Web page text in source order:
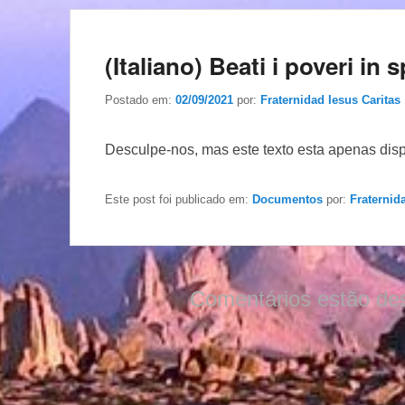
(Italiano) Beati i poveri in
Postado em: 02/09/2021 por: Fraternidad Iesus Caritas
Desculpe-nos, mas este texto esta apenas
Este post foi publicado em: Documentos por:
Comentários estão